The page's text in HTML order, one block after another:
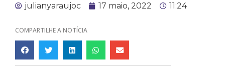
julianyaraujoc 17 maio, 2022 11:24
COMPARTILHE A NOTÍCIA